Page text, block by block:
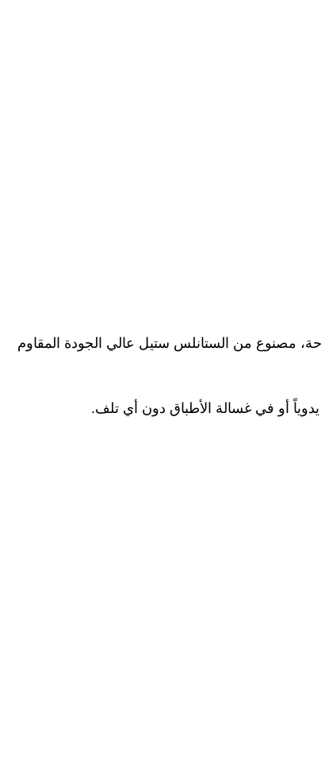
مصنوع من الستانلس ستيل عالي الجودة المقاوم
يدوياً أو في غسالة الأطباق دون أي تلف.